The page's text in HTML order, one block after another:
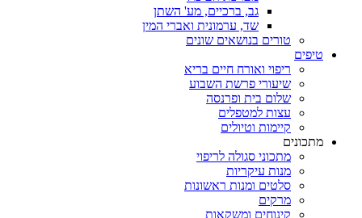
גב, ברכיים, מע' השתן
שד, ערמונית ואברי המין
טורים בנושאים שונים
טיפים
ריפוי ואורח חיים בריא
שיעורי פרשת השבוע
שלום בית ופרנסה
עצות למטפלים
קיימות וטיולים
מתכונים
מתכוני סגולה לריפוי
מנות עיקריות
סלטים ומנות ראשונות
מרקים
קינוחים ומשקאות